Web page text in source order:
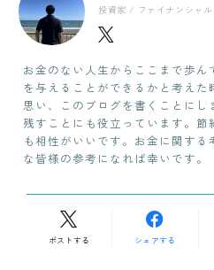
投資家 / ファイナンシャル
お金のない人生からここまで歩
を与えることができるかと考えた
思い、このブログを書くことにし
残すことにも役立っています。
も相性がいいです。お金に関す
な皆様の参考になれば幸いです。
ポストする シェアする